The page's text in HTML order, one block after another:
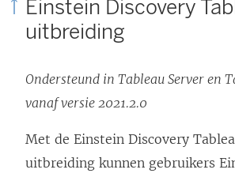
Einstein Discovery
uitbreiding
Ondersteund in Tableau Server en
vanaf versie 2021.2.0
Met de Einstein Discovery
uitbreiding kunnen gebruikers